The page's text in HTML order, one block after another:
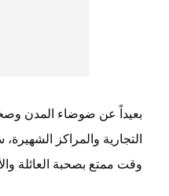
بعيداً عن ضوضاء المدن
التجارية والمراكز
وقت ممتع بصحبة العائلة